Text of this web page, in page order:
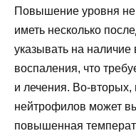
Повышение уровня
иметь несколько
указывать на
воспаления, что
и лечения. Во-
нейтрофилов может
повышенная